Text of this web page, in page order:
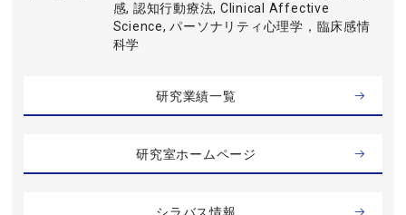
感, 認知行動療法, Clinical Affective
Science, パーソナリティ心理学，臨床感情
科学
研究業績一覧
研究室ホームページ